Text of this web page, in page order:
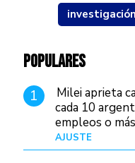
investigación
POPULARES
1
Milei aprieta
cada 10
empleos o
AJUSTE